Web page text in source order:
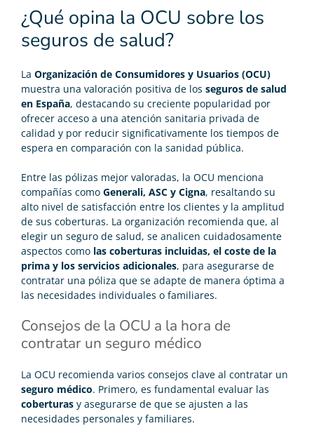
¿Qué opina la OCU sobre los
seguros de salud?
La Organización de Consumidores y Usuarios (OCU)
muestra una valoración positiva de los seguros de salud
en España, destacando su creciente popularidad por
ofrecer acceso a una atención sanitaria privada de
calidad y por reducir significativamente los tiempos de
espera en comparación con la sanidad pública.
Entre las pólizas mejor valoradas, la OCU menciona
compañías como Generali, ASC y Cigna, resaltando su
alto nivel de satisfacción entre los clientes y la amplitud
de sus coberturas. La organización recomienda que, al
elegir un seguro de salud, se analicen cuidadosamente
aspectos como las coberturas incluidas, el coste de la
prima y los servicios adicionales, para asegurarse de
contratar una póliza que se adapte de manera óptima a
las necesidades individuales o familiares.
Consejos de la OCU a la hora de
contratar un seguro médico
La OCU recomienda varios consejos clave al contratar un
seguro médico. Primero, es fundamental evaluar las
coberturas y asegurarse de que se ajusten a las
necesidades personales y familiares.